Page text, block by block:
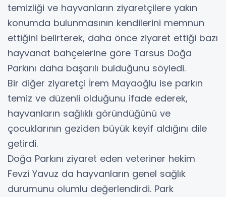
temizliği ve hayvanların ziyaretçilere yakın
konumda bulunmasının kendilerini memnun
ettiğini belirterek, daha önce ziyaret ettiği bazı
hayvanat bahçelerine göre Tarsus Doğa
Parkını daha başarılı bulduğunu söyledi.
Bir diğer ziyaretçi İrem Mayaoğlu ise parkın
temiz ve düzenli olduğunu ifade ederek,
hayvanların sağlıklı göründüğünü ve
çocuklarının geziden büyük keyif aldığını dile
getirdi.
Doğa Parkını ziyaret eden veteriner hekim
Fevzi Yavuz da hayvanların genel sağlık
durumunu olumlu değerlendirdi. Park